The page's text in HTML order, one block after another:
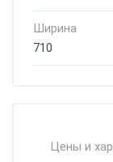
Ширина
710
Цены и